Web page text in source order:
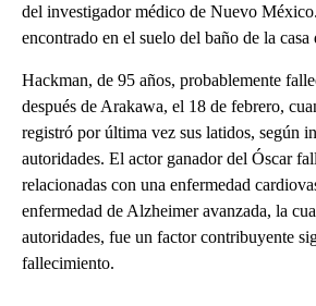
del investigador médico de Nuevo
encontrado en el suelo del baño de la casa
Hackman, de 95 años, probablemente
después de Arakawa, el 18 de febrero,
registró por última vez sus latidos, según
autoridades. El actor ganador del Óscar
relacionadas con una enfermedad
enfermedad de Alzheimer avanzada, la
autoridades, fue un factor contribuyente
fallecimiento.